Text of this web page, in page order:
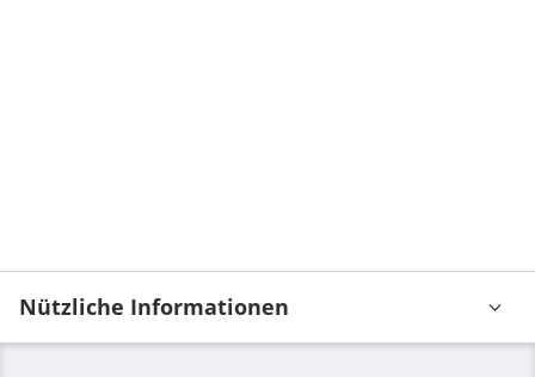
Nützliche Informationen